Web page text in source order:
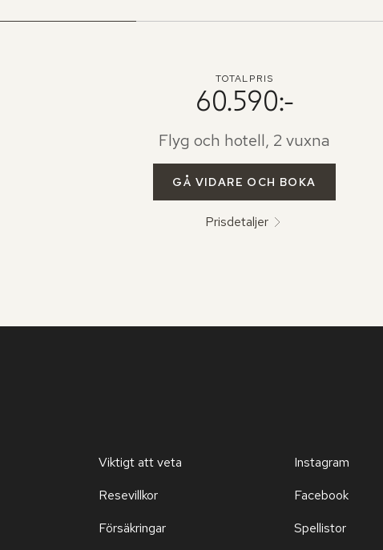
TOTALPRIS
60.590:-
Flyg och hotell, 2 vuxna
GÅ VIDARE OCH BOKA
Prisdetaljer
Viktigt att veta
Resevillkor
Försäkringar
Instagram
Facebook
Spellistor